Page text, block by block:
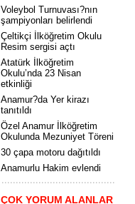
Voleybol Turnuvası?nın
şampiyonları belirlendi
Çeltikçi İlköğretim Okulu
Resim sergisi açtı
Atatürk İlköğretim
Okulu’nda 23 Nisan
etkinliği
Anamur?da Yer kirazı
tanıtıldı
Özel Anamur İlköğretim
Okulunda Mezuniyet Töreni
30 çapa motoru dağıtıldı
Anamurlu Hakim evlendi
ÇOK YORUM ALANLAR